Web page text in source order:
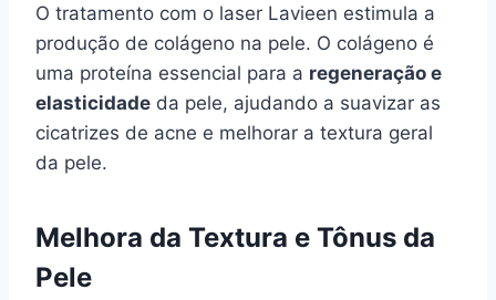
O tratamento com o laser Lavieen estimula a
produção de colágeno na pele. O colágeno é
uma proteína essencial para a regeneração e
elasticidade da pele, ajudando a suavizar as
cicatrizes de acne e melhorar a textura geral
da pele.
Melhora da Textura e Tônus da
Pele